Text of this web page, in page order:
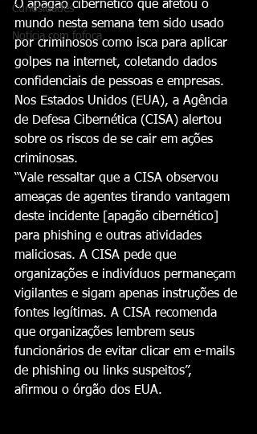
Curiosidades
Notícia com fofoca
O apagão cibernético que afetou o
mundo nesta semana tem sido usado
por criminosos como isca para aplicar
golpes na internet, coletando dados
confidenciais de pessoas e empresas.
Nos Estados Unidos (EUA), a Agência
de Defesa Cibernética (CISA) alertou
sobre os riscos de se cair em ações
criminosas.
“Vale ressaltar que a CISA observou
ameaças de agentes tirando vantagem
deste incidente [apagão cibernético]
para phishing e outras atividades
maliciosas. A CISA pede que
organizações e indivíduos permaneçam
vigilantes e sigam apenas instruções de
fontes legítimas. A CISA recomenda
que organizações lembrem seus
funcionários de evitar clicar em e-mails
de phishing ou links suspeitos”,
afirmou o órgão dos EUA.